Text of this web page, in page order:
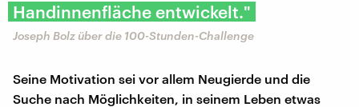
Handinnenfläche entwickelt."
Joseph Bolz über die 100-Stunden-Challenge
Seine Motivation sei vor allem Neugierde und die
Suche nach Möglichkeiten, in seinem Leben etwas